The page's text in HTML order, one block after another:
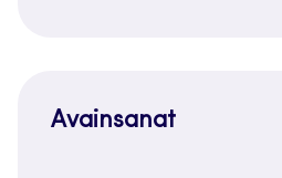
Avainsanat